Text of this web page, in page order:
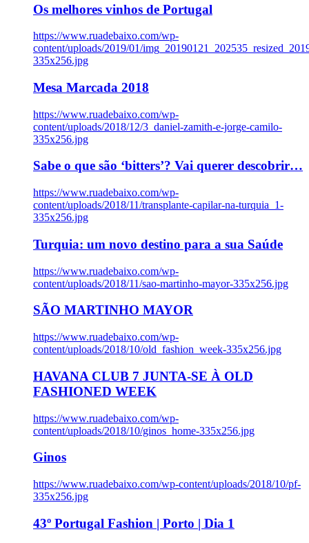
Os melhores vinhos de Portugal
https://www.ruadebaixo.com/wp-
content/uploads/2019/01/
335x256.jpg
Mesa Marcada 2018
https://www.ruadebaixo.com/wp-
content/uploads/2018/12/3_daniel-zamith-e-jorge-camilo-
335x256.jpg
Sabe o que são ‘bitters’? Vai querer descobrir…
https://www.ruadebaixo.com/wp-
content/uploads/2018/11/transplante-capilar-na-turquia_1-
335x256.jpg
Turquia: um novo destino para a sua Saúde
https://www.ruadebaixo.com/wp-
content/uploads/2018/11/sao-martinho-mayor-335x256.jpg
SÃO MARTINHO MAYOR
https://www.ruadebaixo.com/wp-
content/uploads/2018/10/old_fashion_week-335x256.jpg
HAVANA CLUB 7 JUNTA-SE À OLD
FASHIONED WEEK
https://www.ruadebaixo.com/wp-
content/uploads/2018/10/ginos_home-335x256.jpg
Ginos
https://www.ruadebaixo.com/wp-content/uploads/2018/10/pf-
335x256.jpg
43º Portugal Fashion | Porto | Dia 1